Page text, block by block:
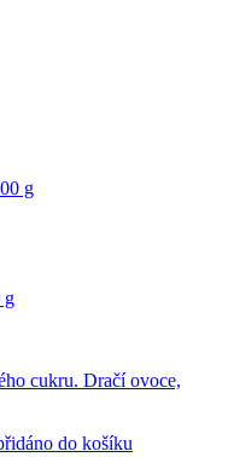
g
cukru. Dračí ovoce,
do košíku